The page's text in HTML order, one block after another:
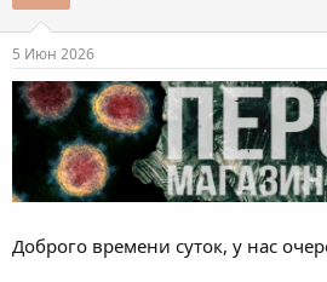
5 Июн 2026
Доброго времени суток, у нас